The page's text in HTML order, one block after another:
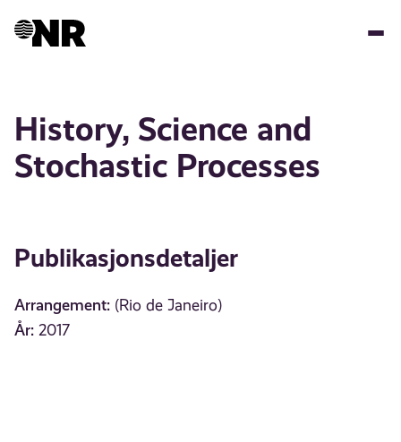
History, Science and
Stochastic Processes
Publikasjonsdetaljer
Arrangement: (Rio de Janeiro)
År: 2017